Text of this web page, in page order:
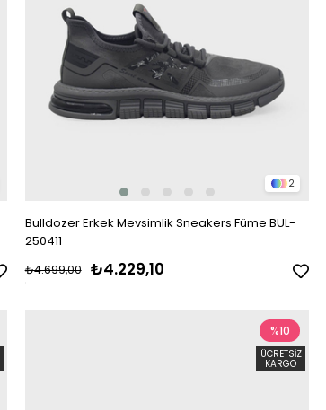
2
Bulldozer Erkek Mevsimlik Sneakers Füme BUL-
250411
₺4.229,10
₺4.699,00
%10
ÜCRETSIZ
KARGO